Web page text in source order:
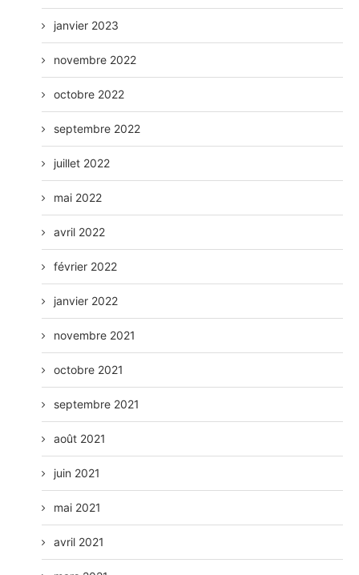
janvier 2023
novembre 2022
octobre 2022
septembre 2022
juillet 2022
mai 2022
avril 2022
février 2022
janvier 2022
novembre 2021
octobre 2021
septembre 2021
août 2021
juin 2021
mai 2021
avril 2021